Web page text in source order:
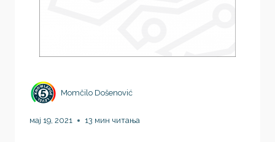
Momčilo Došenović
мај 19, 2021 13 мин читања